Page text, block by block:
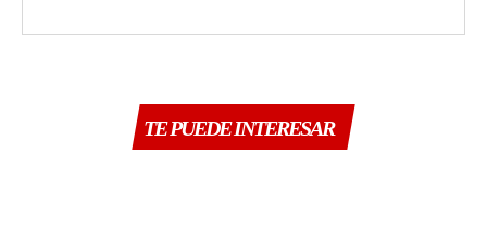
TE PUEDE INTERESAR